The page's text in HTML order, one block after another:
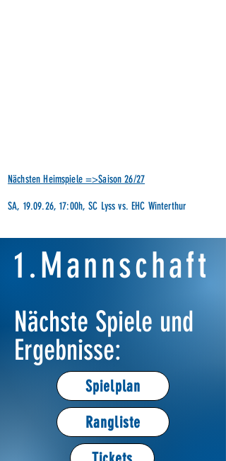
Nächsten Heimspiele =>Saison 26/27
SA, 19.09.26, 17:00h, SC Lyss vs. EHC Winterthur
1.Mannschaft
Nächste Spiele und
Ergebnisse:
Spielplan
Rangliste